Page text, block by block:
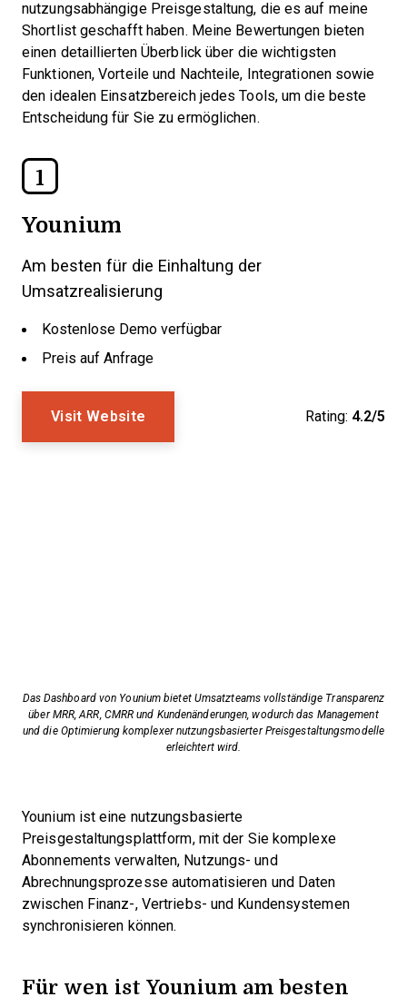
nutzungsabhängige Preisgestaltung, die es auf meine
Shortlist geschafft haben. Meine Bewertungen bieten
einen detaillierten Überblick über die wichtigsten
Funktionen, Vorteile und Nachteile, Integrationen sowie
den idealen Einsatzbereich jedes Tools, um die beste
Entscheidung für Sie zu ermöglichen.
1
Younium
Am besten für die Einhaltung der
Umsatzrealisierung
Kostenlose Demo verfügbar
Preis auf Anfrage
Visit Website Rating: 4.2/5
Das Dashboard von Younium bietet Umsatzteams vollständige Transparenz
über MRR, ARR, CMRR und Kundenänderungen, wodurch das Management
und die Optimierung komplexer nutzungsbasierter Preisgestaltungsmodelle
erleichtert wird.
Younium ist eine nutzungsbasierte
Preisgestaltungsplattform, mit der Sie komplexe
Abonnements verwalten, Nutzungs- und
Abrechnungsprozesse automatisieren und Daten
zwischen Finanz-, Vertriebs- und Kundensystemen
synchronisieren können.
Für wen ist Younium am besten